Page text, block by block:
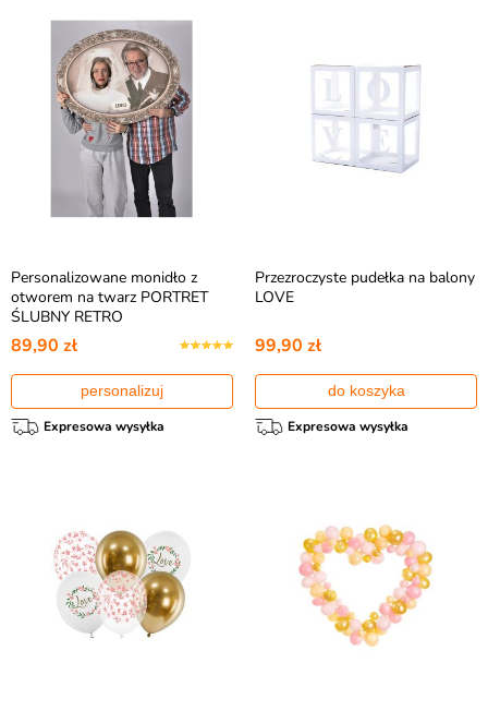
Personalizowane monidło z
otworem na twarz PORTRET
ŚLUBNY RETRO
89,90 zł
personalizuj
Expresowa wysyłka
Przezroczyste pudełka na balony
LOVE
99,90 zł
do koszyka
Expresowa wysyłka